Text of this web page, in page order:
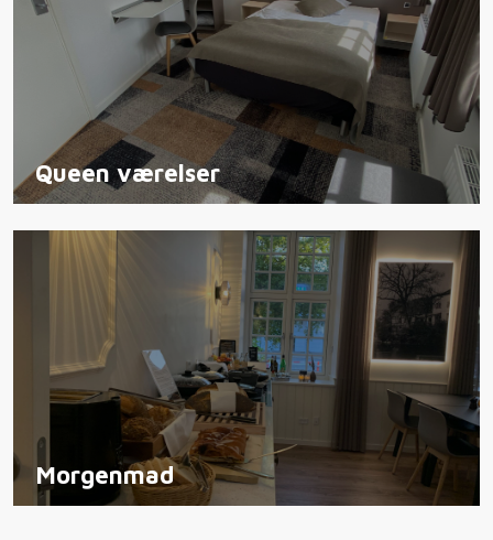
Queen værelser
Morgenmad